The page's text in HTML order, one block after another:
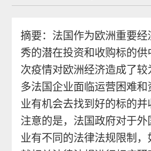
摘要：法国作为欧洲重要
秀的潜在投资和收购标的
次疫情对欧洲经济造成了
多法国企业面临运营困难
业有机会去找到好的标的
注意的是，法国政府对于
业有不同的法律法规限制